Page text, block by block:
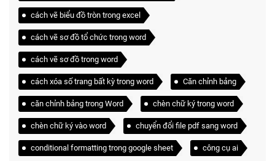
cách vẽ biểu đồ tròn trong excel
cách vẽ sơ đồ tổ chức trong word
cách vẽ sơ đồ trong word
cách xóa số trang bất kỳ trong word Căn chỉnh bảng
căn chỉnh bảng trong Word chèn chữ ký trong word
chèn chữ ký vào word chuyển đổi file pdf sang word
conditional formatting trong google sheet công cụ ai